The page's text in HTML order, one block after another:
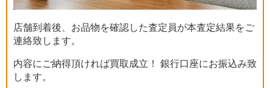
店舗到着後、お品物を確認した査定員が本査定結果をご
連絡致します。
内容にご納得頂ければ買取成立！ 銀行口座にお振込み致
します。